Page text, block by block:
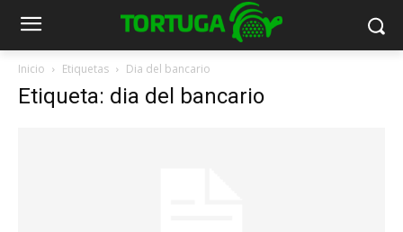
Inicio Etiquetas Dia del bancario
Etiqueta: dia del bancario